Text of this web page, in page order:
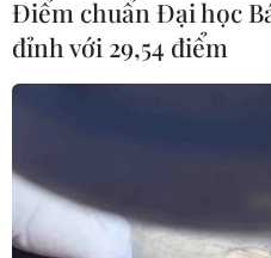
Giáo dục trước thềm
Tái cấu trúc mạng lưới,
Hôm nay, các trường đại
công bố điểm chuẩn năm
Điểm chuẩn Đại học
đỉnh với 29,54 điểm